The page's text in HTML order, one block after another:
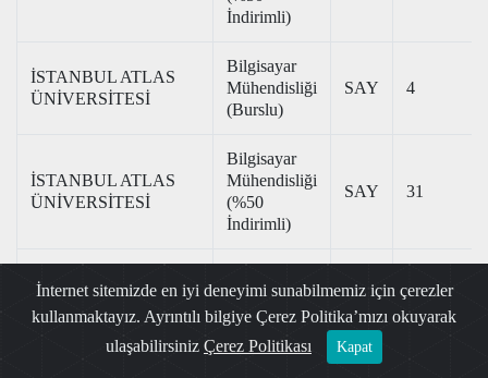
İndirimli)
İSTANBUL ATLAS
ÜNİVERSİTESİ
Bilgisayar
Mühendisliği
(Burslu)
SAY 4
İSTANBUL ATLAS
ÜNİVERSİTESİ
Bilgisayar
Mühendisliği
(%50
İndirimli)
SAY 31
İSTANBUL ATLAS
ÜNİVERSİTESİ
Mühendisliği
(İngilizce)
(Burslu)
SAY
İnternet sitemizde en iyi deneyimi sunabilmemiz için çerezler
kullanmaktayız. Ayrıntılı bilgiye Çerez Politika’mızı okuyarak
ulaşabilirsiniz Çerez Politikası Kapat